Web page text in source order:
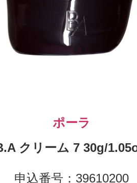
ポーラ
クリーム 7 30g/
申込番号：39610200